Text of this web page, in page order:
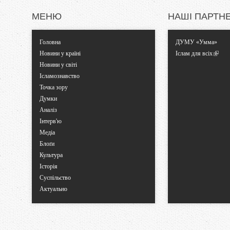
иМЕНЮ
Головна
Новини у країні
Новини у світі
Ісламознавство
Точка зору
Думки
Аналіз
Інтерв'ю
Медіа
Блоґи
Культура
Історія
Суспільство
Актуально
НАШІ
ДУМУ «Умма»
Іслам для всіх